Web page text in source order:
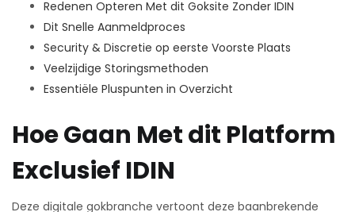
Redenen Opteren Met dit Goksite Zonder IDIN
Dit Snelle Aanmeldproces
Security & Discretie op eerste Voorste Plaats
Veelzijdige Storingsmethoden
Essentiële Pluspunten in Overzicht
Hoe Gaan Met dit Platform
Exclusief IDIN
Deze digitale gokbranche vertoont deze baanbrekende